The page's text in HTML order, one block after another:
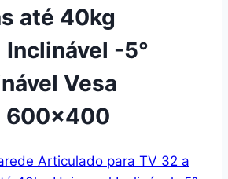
até 40kg
Inclinável -5°
Vesa
600×400